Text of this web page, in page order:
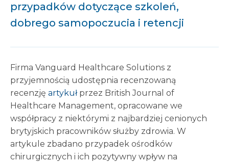
przypadków dotyczące szkoleń,
dobrego samopoczucia i retencji
Firma Vanguard Healthcare Solutions z
przyjemnością udostępnia recenzowaną
recenzję artykułprzez British Journal of
Healthcare Management, opracowane we
współpracy z niektórymi z najbardziej cenionych
brytyjskich pracowników służby zdrowia. W
artykule zbadano przypadek ośrodków
chirurgicznych i ich pozytywny wpływ na